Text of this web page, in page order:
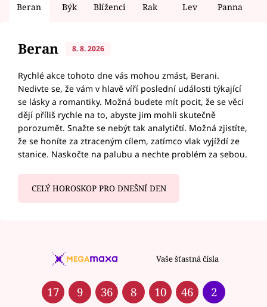
Beran Býk Blíženci Rak Lev Panna
Beran 8. 8. 2026
Rychlé akce tohoto dne vás mohou zmást, Berani.
Nedivte se, že vám v hlavě víří poslední události týkající
se lásky a romantiky. Možná budete mít pocit, že se věci
dějí příliš rychle na to, abyste jim mohli skutečně
porozumět. Snažte se nebýt tak analytičtí. Možná zjistíte,
že se honíte za ztraceným cílem, zatímco vlak vyjíždí ze
stanice. Naskočte na palubu a nechte problém za sebou.
CELÝ HOROSKOP PRO DNEŠNÍ DEN
Vaše šťastná čísla
17 9 36 8 10 46 2